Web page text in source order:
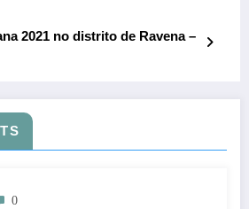
2021 no distrito de Ravena –
0